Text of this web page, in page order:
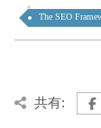
The SEO
共有: